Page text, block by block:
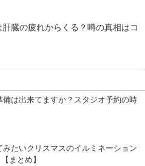
臓の疲れからくる？噂の真相はコ
備は出来てますか？スタジオ予約の時
みたいクリスマスのイルミネーション
まとめ】